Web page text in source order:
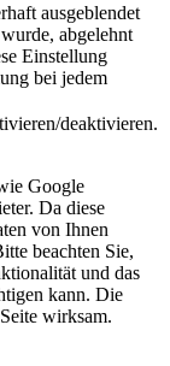
ausgeblendet
abgelehnt
Einstellung
bei jedem
deaktivieren.
Google
Da diese
von Ihnen
beachten Sie,
und das
kann. Die
wirksam.